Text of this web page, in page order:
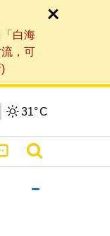
白海
，可
31°C